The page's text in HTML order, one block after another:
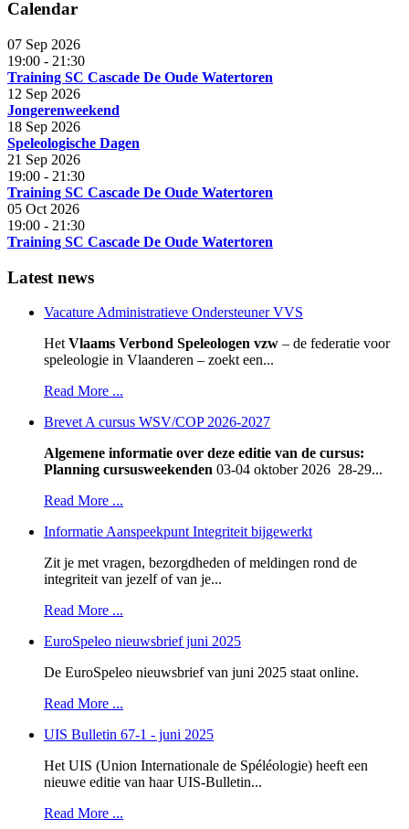
Calendar
07 Sep 2026
19:00 - 21:30
Training SC Cascade De Oude Watertoren
12 Sep 2026
Jongerenweekend
18 Sep 2026
Speleologische Dagen
21 Sep 2026
19:00 - 21:30
Training SC Cascade De Oude Watertoren
05 Oct 2026
19:00 - 21:30
Training SC Cascade De Oude Watertoren
Latest news
Vacature Administratieve Ondersteuner VVS
HetVlaams Verbond Speleologen vzw – de federatie voor
speleologie in Vlaanderen – zoekt een...
Read More ...
Brevet A cursus WSV/COP 2026-2027
Algemene informatie over deze editie van de cursus:
Planning cursusweekenden 03-04 oktober 2026 28-29...
Read More ...
Informatie Aanspeekpunt Integriteit bijgewerkt
Zit je met vragen, bezorgdheden of meldingen rond de
integriteit van jezelf of van je...
Read More ...
EuroSpeleo nieuwsbrief juni 2025
De EuroSpeleo nieuwsbrief van juni 2025 staat online.
Read More ...
UIS Bulletin 67-1 - juni 2025
Het UIS (Union Internationale de Spéléologie) heeft een
nieuwe editie van haar UIS-Bulletin...
Read More ...